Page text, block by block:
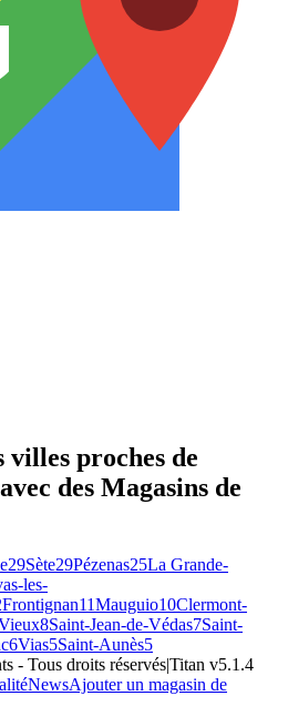
villes proches de
avec des Magasins de
29Sète29Pézenas25La Grande-
les-
Frontignan11Mauguio10Clermont-
8Saint-Jean-de-Védas7Saint-
6Vias5Saint-Aunès5
- Tous droits réservés|Titan v5.1.4
NewsAjouter un magasin de